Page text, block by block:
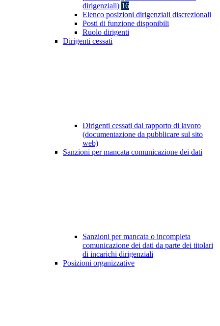
dirigenziali) 16
Elenco posizioni dirigenziali discrezionali
Posti di funzione disponibili
Ruolo dirigenti
Dirigenti cessati
Dirigenti cessati dal rapporto di lavoro
(documentazione da pubblicare sul sito
web)
Sanzioni per mancata comunicazione dei dati
Sanzioni per mancata o incompleta
comunicazione dei dati da parte dei titolari
di incarichi dirigenziali
Posizioni organizzative